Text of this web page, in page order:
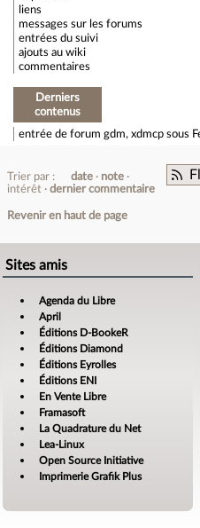
liens
messages sur les forums
entrées du suivi
ajouts au wiki
commentaires
Derniers
contenus
entrée de forum gdm, xdmcp sous
Trier par : date
note
intérêt
dernier commentaire
Revenir en haut de page
Sites amis
Agenda du Libre
April
Éditions D-BookeR
Éditions Diamond
Éditions Eyrolles
Éditions ENI
En Vente Libre
Framasoft
La Quadrature du Net
Lea-Linux
Open Source Initiative
Imprimerie Grafik Plus